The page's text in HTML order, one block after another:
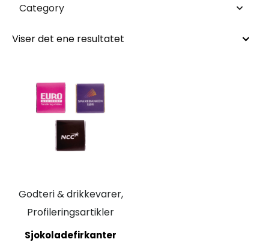
Category
Viser det ene resultatet
Godteri & drikkevarer,
Profileringsartikler
Sjokoladefirkanter